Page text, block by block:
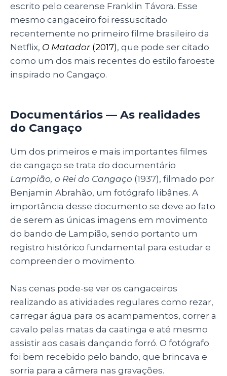
escrito pelo cearense Franklin Távora. Esse
mesmo cangaceiro foi ressuscitado
recentemente no primeiro filme brasileiro da
Netflix, O Matador (2017), que pode ser citado
como um dos mais recentes do estilo faroeste
inspirado no Cangaço.
Documentários — As realidades
do Cangaço
Um dos primeiros e mais importantes filmes
de cangaço se trata do documentário
Lampião, o Rei do Cangaço (1937), filmado por
Benjamin Abrahão, um fotógrafo libânes. A
importância desse documento se deve ao fato
de serem as únicas imagens em movimento
do bando de Lampião, sendo portanto um
registro histórico fundamental para estudar e
compreender o movimento.
Nas cenas pode-se ver os cangaceiros
realizando as atividades regulares como rezar,
carregar água para os acampamentos, correr a
cavalo pelas matas da caatinga e até mesmo
assistir aos casais dançando forró. O fotógrafo
foi bem recebido pelo bando, que brincava e
sorria para a câmera nas gravações.